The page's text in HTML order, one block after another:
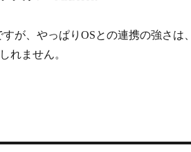
が、やっぱりOSとの連携の強さは
れません。